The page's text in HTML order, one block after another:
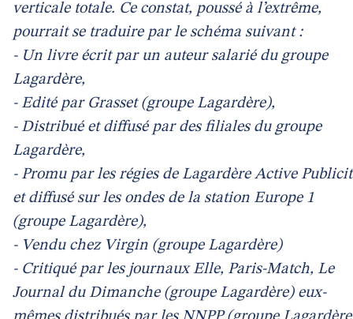
verticale totale. Ce constat, poussé à l’extrême,
pourrait se traduire par le schéma suivant :
- Un livre écrit par un auteur salarié du groupe
Lagardère,
- Edité par Grasset (groupe Lagardère),
- Distribué et diffusé par des filiales du groupe
Lagardère,
- Promu par les régies de Lagardère Active
et diffusé sur les ondes de la station Europe 1
(groupe Lagardère),
- Vendu chez Virgin (groupe Lagardère)
- Critiqué par les journaux Elle, Paris-Match, Le
Journal du Dimanche (groupe Lagardère) eux-